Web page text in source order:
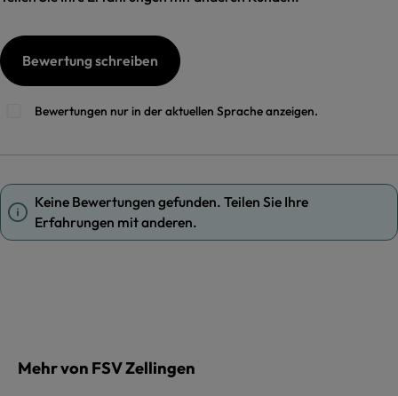
Bewertung schreiben
Bewertungen nur in der aktuellen Sprache anzeigen.
Keine Bewertungen gefunden. Teilen Sie Ihre
Erfahrungen mit anderen.
Mehr von FSV Zellingen